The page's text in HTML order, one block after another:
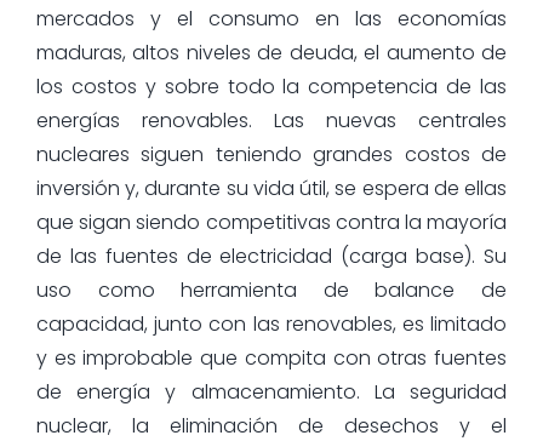
mercados y el consumo en las economías
maduras, altos niveles de deuda, el aumento de
los costos y sobre todo la competencia de las
energías renovables. Las nuevas centrales
nucleares siguen teniendo grandes costos de
inversión y, durante su vida útil, se espera de ellas
que sigan siendo competitivas contra la mayoría
de las fuentes de electricidad (carga base). Su
uso como herramienta de balance de
capacidad, junto con las renovables, es limitado
y es improbable que compita con otras fuentes
de energía y almacenamiento. La seguridad
nuclear, la eliminación de desechos y el